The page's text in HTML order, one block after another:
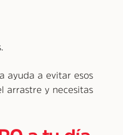
ayuda a evitar esos
arrastre y necesitas